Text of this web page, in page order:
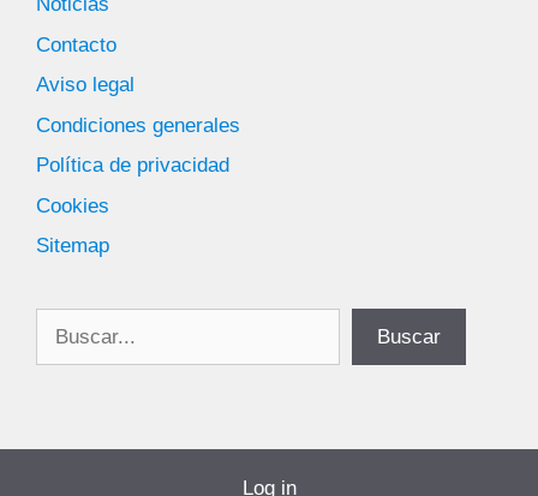
Contacto
Aviso legal
Condiciones generales
Política de privacidad
Cookies
Sitemap
Buscar
Log in